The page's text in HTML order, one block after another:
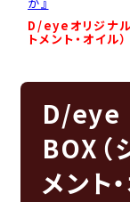
か』
D/eyeオリジナル
トメント・オイル）
D/
BOX（
メント